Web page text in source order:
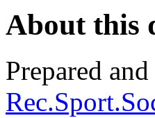
About this
Prepared